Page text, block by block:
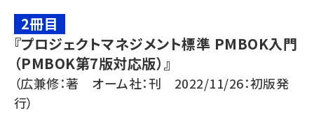
2冊目
『プロジェクトマネジメント標準 PMBOK入門
（PMBOK第7版対応版）』
（広兼修：著 オーム社：刊 2022/11/26：初版発
行）